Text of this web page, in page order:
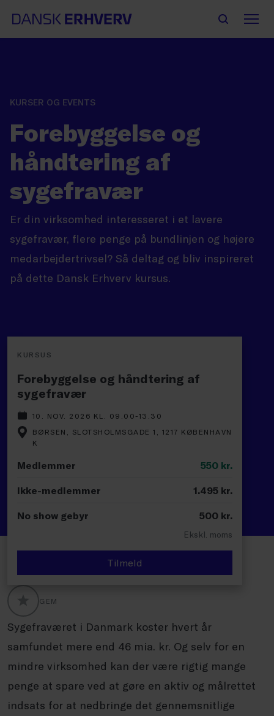
KURSER OG EVENTS
Forebyggelse og
håndtering af
sygefravær
Er din virksomhed interesseret i et lavere
sygefravær, flere penge på bundlinjen og højere
medarbejdertrivsel? Så deltag og bliv inspireret
på dette Dansk Erhverv kursus.
KURSUS
Forebyggelse og håndtering af
sygefravær
10. NOV. 2026 KL. 09.00-13.30
BØRSEN, SLOTSHOLMSGADE 1, 1217 KØBENHAVN
K
Medlemmer 550 kr.
Ikke-medlemmer 1.495 kr.
No show gebyr 500 kr.
Ekskl. moms
Tilmeld
GEM
Sygefraværet i Danmark koster hvert år
samfundet mere end 46 mia. kr. Og selv for en
mindre virksomhed kan der være rigtig mange
penge at spare ved at gøre en aktiv og målrettet
indsats for at nedbringe det gennemsnitlige